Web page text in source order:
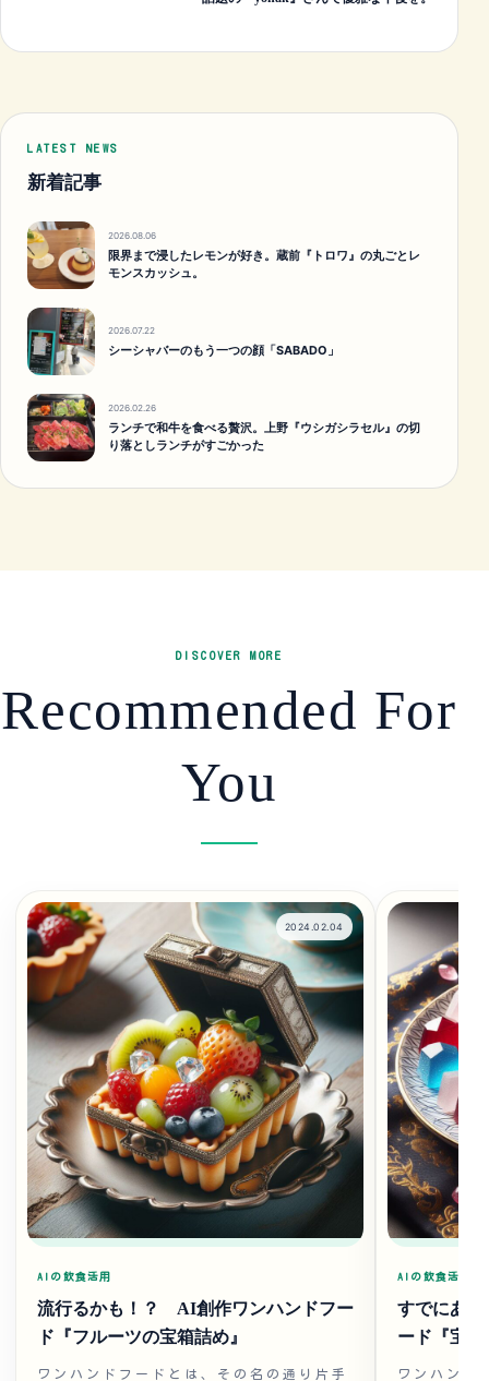
LATEST NEWS
新着記事
2026.08.06
限界まで浸したレモンが好き。蔵前『トロワ』の丸ごとレ
モンスカッシュ。
2026.07.22
シーシャバーのもう一つの顔「SABADO」
2026.02.26
ランチで和牛を食べる贅沢。上野『ウシガシラセル』の切
り落としランチがすごかった
DISCOVER MORE
Recommended For
You
2024.02.04
AIの飲食活用
流行るかも！？ AI創作ワンハンドフー
ド『フルーツの宝箱詰め』
ワンハンドフードとは、その名の通り片手
AIの飲食活用
すでにあ
ード『宝石
ワンハンド